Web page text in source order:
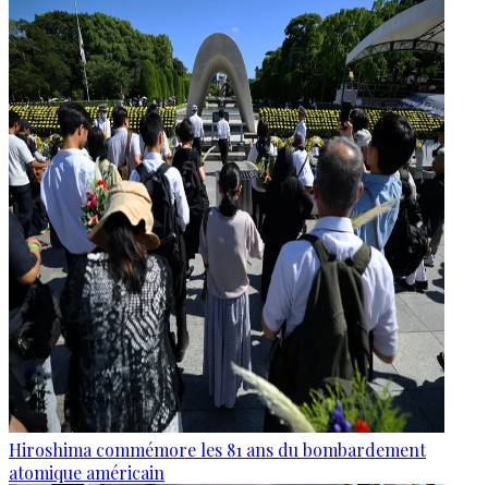
Hiroshima commémore les 81 ans du bombardement
atomique américain